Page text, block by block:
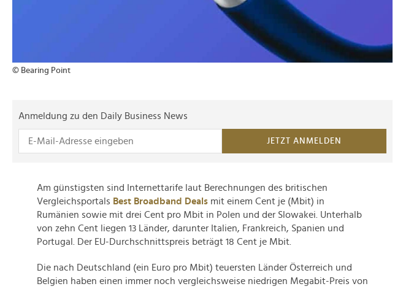
© Bearing Point
Anmeldung zu den Daily Business News
JETZT ANMELDEN
Am günstigsten sind Internettarife laut Berechnungen des britischen
Vergleichsportals Best Broadband Deals mit einem Cent je (Mbit) in
Rumänien sowie mit drei Cent pro Mbit in Polen und der Slowakei. Unterhalb
von zehn Cent liegen 13 Länder, darunter Italien, Frankreich, Spanien und
Portugal. Der EU-Durchschnittspreis beträgt 18 Cent je Mbit.
Die nach Deutschland (ein Euro pro Mbit) teuersten Länder Österreich und
Belgien haben einen immer noch vergleichsweise niedrigen Megabit-Preis von